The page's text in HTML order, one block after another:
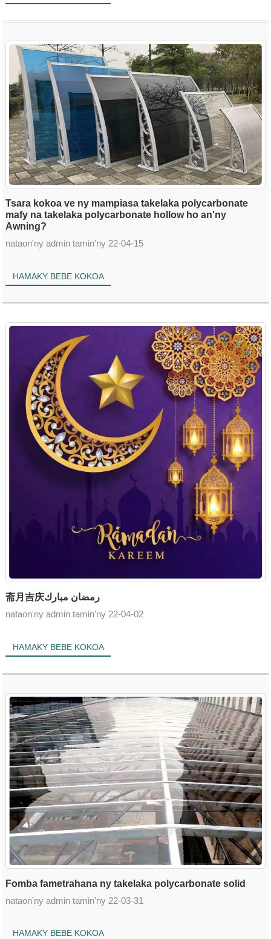
Tsara kokoa ve ny mampiasa takelaka polycarbonate
mafy na takelaka polycarbonate hollow ho an'ny
Awning?
nataon'ny admin tamin'ny 22-04-15
HAMAKY BEBE KOKOA
斋月吉庆رمضان مبارك
nataon'ny admin tamin'ny 22-04-02
HAMAKY BEBE KOKOA
Fomba fametrahana ny takelaka polycarbonate solid
nataon'ny admin tamin'ny 22-03-31
HAMAKY BEBE KOKOA